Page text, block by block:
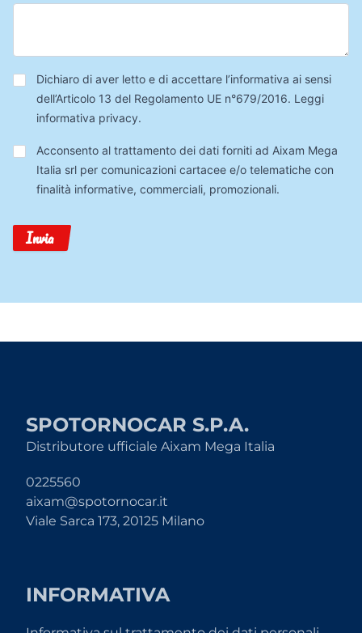
Privacy*
Dichiaro di aver letto e di accettare l’informativa ai sensi
dell’Articolo 13 del Regolamento UE n°679/2016. Leggi
informativa privacy.
Trattamento
Dati
Acconsento al trattamento dei dati forniti ad Aixam Mega
Italia srl per comunicazioni cartacee e/o telematiche con
finalità informative, commerciali, promozionali.
Invia
SPOTORNOCAR S.P.A.
Distributore ufficiale Aixam Mega Italia
0225560
aixam@spotornocar.it
Viale Sarca 173, 20125 Milano
INFORMATIVA